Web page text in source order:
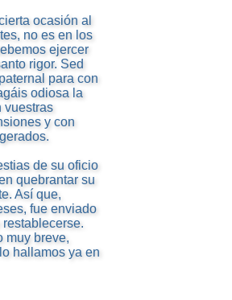
ocasión al
no es en los
ejercer
rigor. Sed
para con
odiosa la
vuestras
y con
de su oficio
quebrantar su
Así que,
fue enviado
muy breve,
hallamos ya en